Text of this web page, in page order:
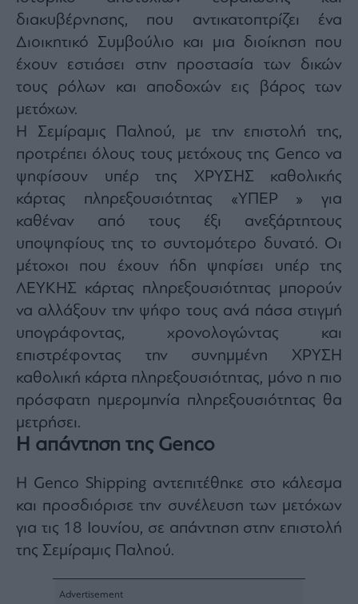
to
our
Terms
and
Privacy
Notice.
can
opt
out
at
any
time.
site
is
protected
by
reCAPTCHA
and
Google
Privacy
Policy
and
Terms
of
apply.
διακυβέρνησης, που αντικατοπτρίζει ένα
Διοικητικό Συμβούλιο και μια διοίκηση που
έχουν εστιάσει στην προστασία των δικών
τους ρόλων και αποδοχών εις βάρος των
μετόχων.
Η Σεμίραμις Παληού, με την επιστολή της,
προτρέπει όλους τους μετόχους της Genco να
ψηφίσουν υπέρ της ΧΡΥΣΗΣ καθολικής
κάρτας πληρεξουσιότητας «ΥΠΕΡ » για
καθέναν από τους έξι ανεξάρτητους
υποψηφίους της το συντομότερο δυνατό. Οι
μέτοχοι που έχουν ήδη ψηφίσει υπέρ της
ΛΕΥΚΗΣ κάρτας πληρεξουσιότητας μπορούν
να αλλάξουν την ψήφο τους ανά πάσα στιγμή
υπογράφοντας, χρονολογώντας και
επιστρέφοντας την συνημμένη ΧΡΥΣΗ
καθολική κάρτα πληρεξουσιότητας, μόνο η πιο
πρόσφατη ημερομηνία πληρεξουσιότητας θα
μετρήσει.
Η απάντηση της Genco
Η Genco Shipping αντεπιτέθηκε στο κάλεσμα
και προσδιόρισε την συνέλευση των μετόχων
για τις 18 Ιουνίου, σε απάντηση στην επιστολή
της Σεμίραμις Παληού.